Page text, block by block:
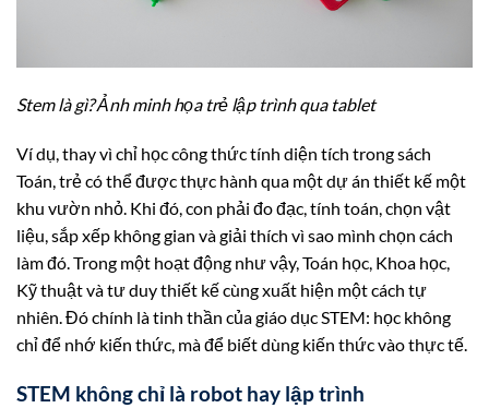
Stem là gì? Ảnh minh họa trẻ lập trình qua tablet
Ví dụ, thay vì chỉ học công thức tính diện tích trong sách
Toán, trẻ có thể được thực hành qua một dự án thiết kế một
khu vườn nhỏ. Khi đó, con phải đo đạc, tính toán, chọn vật
liệu, sắp xếp không gian và giải thích vì sao mình chọn cách
làm đó. Trong một hoạt động như vậy, Toán học, Khoa học,
Kỹ thuật và tư duy thiết kế cùng xuất hiện một cách tự
nhiên. Đó chính là tinh thần của giáo dục STEM: học không
chỉ để nhớ kiến thức, mà để biết dùng kiến thức vào thực tế.
STEM không chỉ là robot hay lập trình